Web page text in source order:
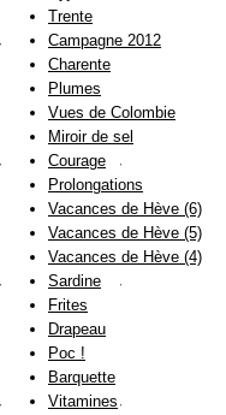
Trente
Campagne 2012
Charente
Plumes
Vues de Colombie
Miroir de sel
Courage
Prolongations
Vacances de Hève (6)
Vacances de Hève (5)
Vacances de Hève (4)
Sardine
Frites
Drapeau
Poc !
Barquette
Vitamines